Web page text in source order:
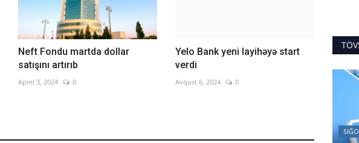
Neft Fondu martda dollar
satışını artırıb
Aprel 3, 2024 0
Yelo Bank yeni layihəyə start
verdi
Avqust 6, 2024 0